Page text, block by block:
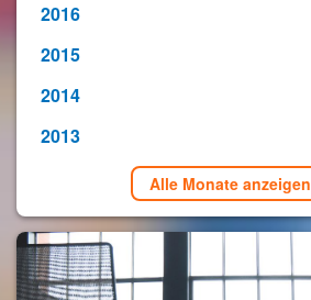
2016
2015
2014
2013
Alle Monate anzeigen